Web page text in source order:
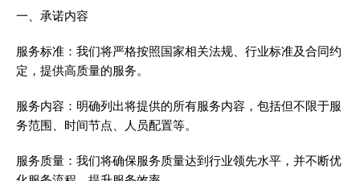
一、承诺内容
服务标准：我们将严格按照国家相关法规、行业标准及合同约
定，提供高质量的服务。
服务内容：明确列出将提供的所有服务内容，包括但不限于服
务范围、时间节点、人员配置等。
服务质量：我们将确保服务质量达到行业领先水平，并不断优